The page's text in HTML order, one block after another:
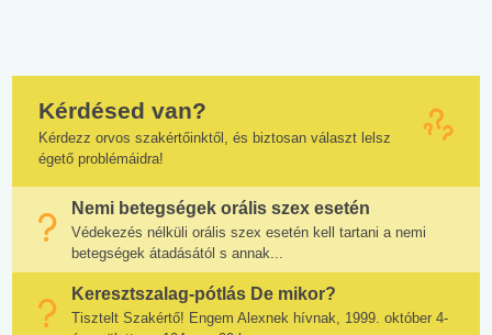
Kérdésed van?
Kérdezz orvos szakértőinktől, és biztosan választ lelsz
égető problémáidra!
Nemi betegségek orális szex esetén
Védekezés nélküli orális szex esetén kell tartani a nemi
betegségek átadásától s annak...
Keresztszalag-pótlás De mikor?
Tisztelt Szakértő! Engem Alexnek hívnak, 1999. október 4-